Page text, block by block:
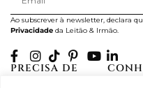
Ao subscrever à newsletter, declara
Privacidade da Leitão & Irmão.
PRECISA DE